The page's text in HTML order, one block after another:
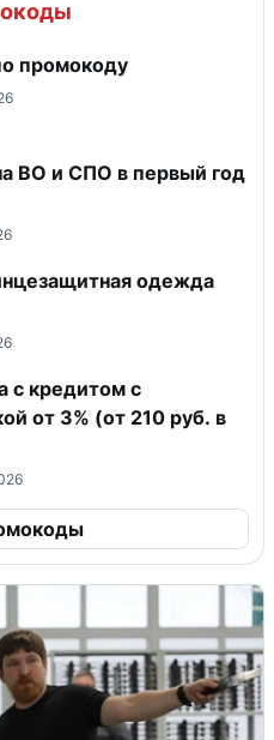
промокоду
ВО и СПО в первый год
одежда
с кредитом с
от 3% (от 210 руб. в